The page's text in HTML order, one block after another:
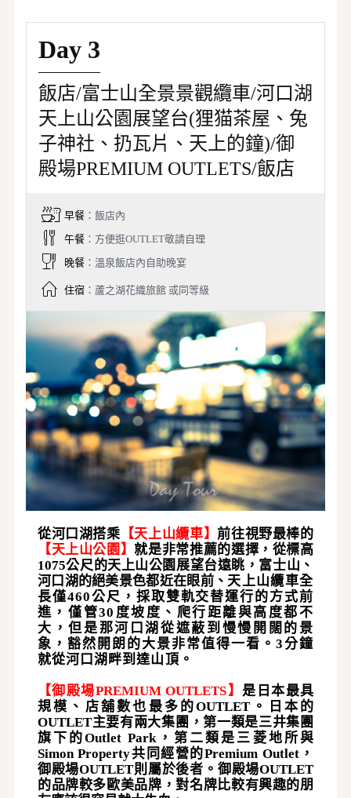
Day 3
飯店/富士山全景景觀纜車/河口湖
天上山公園展望台(狸猫茶屋、兔
子神社、扔瓦片、天上的鐘)/御
殿場PREMIUM OUTLETS/飯店
早餐：飯店內
午餐：方便逛OUTLET敬請自理
晚餐：溫泉飯店內自助晚宴
住宿：蘆之湖花織旅館 或同等級
從河口湖搭乘【天上山纜車】前往視野最棒的
【天上山公園 】就是非常推薦的選擇，從標高
1075公尺的天上山公園展望台遠眺，富士山、
河口湖的絕美景色都近在眼前、 天上山纜車全
長僅460公尺，採取雙軌交替運行的方式前
進，僅管30度坡度、爬行距離與高度都不
大，但是那河口湖從遮蔽到慢慢開闊的景
象，豁然開朗的大景非常值得一看。3分鐘
就從河口湖畔到達山頂 。
【御殿場PREMIUM OUTLETS】 是日本最具
規模、店舖數也最多的OUTLET。
日本的
OUTLET主要有兩大集團，第一類是三井集團
旗下的Outlet Park，第二類是三菱地所與
Simon Property共同經營的Premium Outlet，
御殿場OUTLET則屬於後者。 御殿場OUTLET
的品牌較多歐美品牌，對名牌比較有興趣的朋